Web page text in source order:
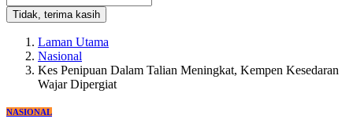
Tidak, terima kasih
Laman Utama
Nasional
Kes Penipuan Dalam Talian Meningkat, Kempen Kesedaran
Wajar Dipergiat
NASIONAL